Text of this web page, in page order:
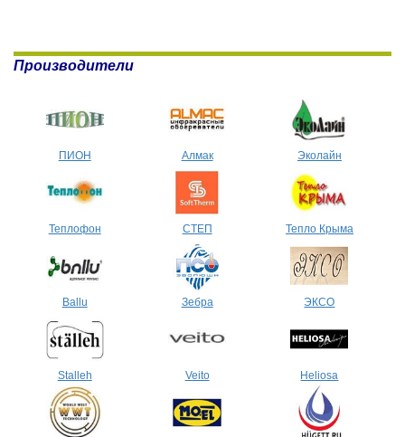
Производители
ПИОН Алмак Эколайн
Теплофон СТЕП Тепло Крыма
Ballu Зебра ЭКСО
Stalleh Veito Heliosa